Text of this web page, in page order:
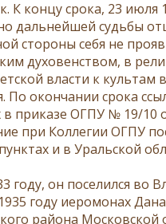
К концу срока, 23
дальнейшей судьбы
стороны себя не
духовенством, в
власти к
По окончании срока
приказе ОГПУ № 19/10
при Коллегии ОГПУ
и в Уральской
году, он поселился
году иеромонах
района Московской